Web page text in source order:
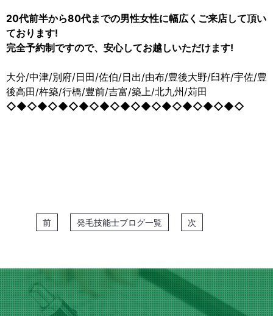
20代前半から80代までの男性女性に幅広くご来店して頂い
ております!
完全予約制ですので、安心してお越しいただけます!
大分/中津/別府/日田/佐伯/日出/由布/豊後大野/臼杵/宇佐/豊
後高田/杵築/行橋/豊前/吉富/築上/北九州/苅田
◇◆◇◆◇◆◇◆◇◆◇◆◇◆◇◆◇◆◇◆◇◆◇
前 発毛技能士ブログ一覧 次